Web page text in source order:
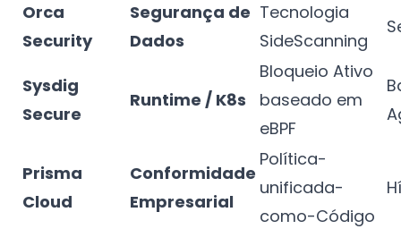
Orca
Security
Segurança de
Dados
Tecnologia
SideScanning
Sysdig
Secure
Runtime / K8s
Bloqueio Ativo
baseado em
eBPF
Prisma
Cloud
Conformidade
Empresarial
Política-
unificada-
como-Código